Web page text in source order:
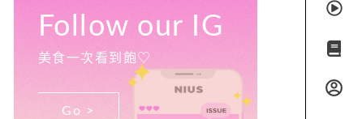
Follow our IG
美食一次看到飽♡
Go >